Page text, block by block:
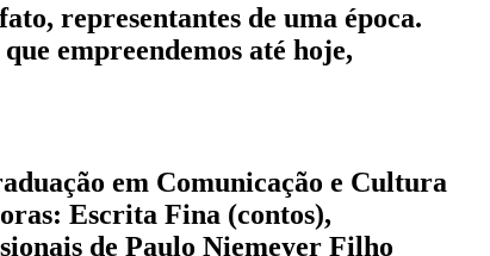
representantes de uma época.
empreendemos até hoje,
em Comunicação e Cultura
Escrita Fina (contos),
de Paulo Niemeyer Filho